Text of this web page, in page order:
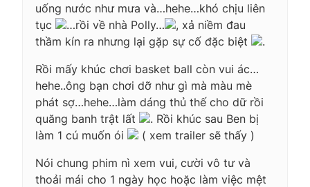
uống nước như mưa và…hehe…khó chịu liên
tục
…rồi về nhà Polly…
, xả niềm đau
thầm kín ra nhưng lại gặp sự cố đặc biệt
.
Rồi mấy khúc chơi basket ball còn vui ác…
hehe..ông bạn chơi dỡ như gì mà màu mè
phát sợ…hehe…làm dáng thủ thế cho dữ rồi
quăng banh trật lất
. Rồi khúc sau Ben bị
làm 1 cú muốn ói
( xem trailer sẽ thấy )
Nói chung phim nì xem vui, cười vô tư và
thoải mái cho 1 ngày học hoặc làm việc mệt